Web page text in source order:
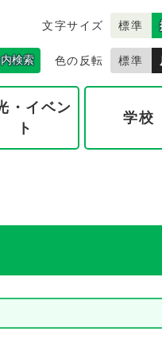
文字サイズ 標準
検索 色の反転 標準
・イベン
ト
学校